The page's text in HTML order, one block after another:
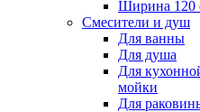
Ширина 120
Смесители и душ
Для ванны
Для душа
Для
мойки
Для